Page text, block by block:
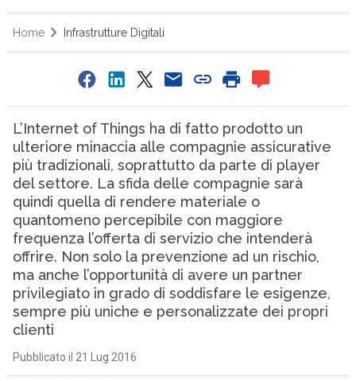
Home Infrastrutture Digitali
L’Internet of Things ha di fatto prodotto un
ulteriore minaccia alle compagnie assicurative
più tradizionali, soprattutto da parte di player
del settore. La sfida delle compagnie sarà
quindi quella di rendere materiale o
quantomeno percepibile con maggiore
frequenza l’offerta di servizio che intenderà
offrire. Non solo la prevenzione ad un rischio,
ma anche l’opportunità di avere un partner
privilegiato in grado di soddisfare le esigenze,
sempre più uniche e personalizzate dei propri
clienti
Pubblicato il 21 Lug 2016